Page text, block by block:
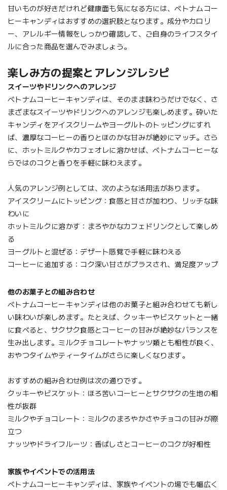
甘いものが好きだけれど健康面も気になる方には、ベトナムコー
ヒーキャンディはおすすめの選択肢となります。成分やカロリ
ー、アレルギー情報をしっかり確認して、ご自身のライフスタイ
ルに合った商品を選んでみましょう。
楽しみ方の提案とアレンジレシピ
スイーツやドリンクへのアレンジ
ベトナムコーヒーキャンディは、そのまま味わうだけでなく、さ
まざまなスイーツやドリンクへのアレンジも楽しめます。砕いた
キャンディをアイスクリームやヨーグルトのトッピングにすれ
ば、濃厚なコーヒーの香りとほのかな甘みが絶妙にマッチ。さら
に、ホットミルクやカフェオレに溶かせば、ベトナムコーヒーな
らではのコクと香りを手軽に味わえます。
人気のアレンジ例としては、次のような活用法があります。
アイスクリームにトッピング：食感と甘さが加わり、リッチな味
わいに
ホットミルクに溶かす：まろやかなカフェドリンクとして楽しめ
る
ヨーグルトと混ぜる：デザート感覚で手軽に味わえる
コーヒーに追加する：コク深い甘さがプラスされ、満足度アップ
他のお菓子との組み合わせ
ベトナムコーヒーキャンディは他のお菓子と組み合わせても新し
い味わいが楽しめます。たとえば、クッキーやビスケットと一緒
に食べると、サクサク食感とコーヒーの甘みが絶妙なバランスを
生み出します。ミルクチョコレートやナッツ類とも相性が良く、
おやつタイムやティータイムがさらに楽しくなります。
おすすめの組み合わせ例は次の通りです。
クッキーやビスケット：ほろ苦いコーヒーとサクサクの生地の相
性が抜群
ミルクやチョコレート：ミルクのまろやかさやチョコの甘みが際
立つ
ナッツやドライフルーツ：香ばしさとコーヒーのコクが好相性
家族やイベントでの活用法
ベトナムコーヒーキャンディは、家族やイベントの場でも幅広く